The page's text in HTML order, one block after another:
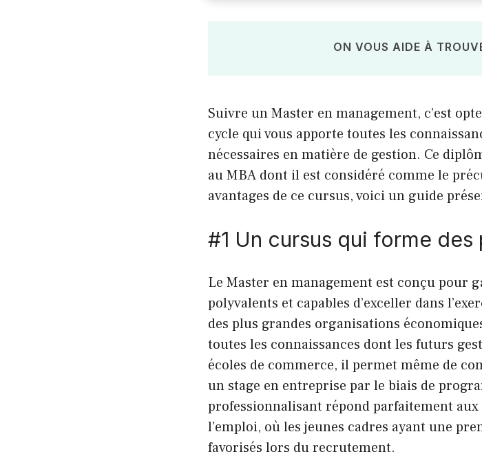
Suivre un Master en management, c’est
cycle qui vous apporte toutes les
nécessaires en matière de gestion. Ce
au MBA dont il est considéré comme le
avantages de ce cursus, voici un guide
#1 Un cursus qui forme
Le Master en management est conçu pour
polyvalents et capables d’exceller dans
des plus grandes organisations
toutes les connaissances dont les futurs
écoles de commerce, il permet même de
un stage en entreprise par le biais de
professionnalisant répond parfaitement
l’emploi, où les jeunes cadres ayant une
favorisés lors du recrutement.